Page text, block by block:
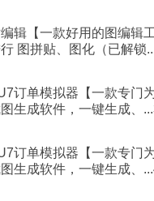
辑【一款好用的图编辑
图拼贴、图化（已解锁
订单模拟器【一款专门
生成软件，一键生成、
订单模拟器【一款专门
生成软件，一键生成、